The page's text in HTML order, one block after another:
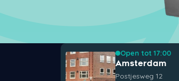
Open tot 17:00
Amsterdam
Postjesweg 12